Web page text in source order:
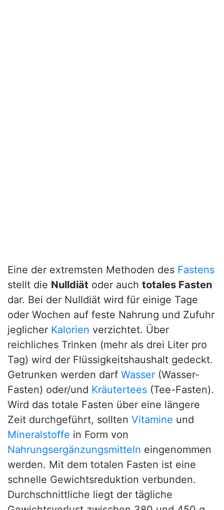
Eine der extremsten Methoden des Fastens
stellt die Nulldiät oder auch totales Fasten
dar. Bei der Nulldiät wird für einige Tage
oder Wochen auf feste Nahrung und Zufuhr
jeglicher Kalorien verzichtet. Über
reichliches Trinken (mehr als drei Liter pro
Tag) wird der Flüssigkeitshaushalt gedeckt.
Getrunken werden darf Wasser (Wasser-
Fasten) oder/und Kräutertees (Tee-Fasten).
Wird das totale Fasten über eine längere
Zeit durchgeführt, sollten Vitamine und
Mineralstoffe in Form von
Nahrungsergänzungsmitteln eingenommen
werden. Mit dem totalen Fasten ist eine
schnelle Gewichtsreduktion verbunden.
Durchschnittliche liegt der tägliche